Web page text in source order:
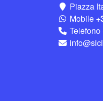
Piazza
Mobile
Telefono